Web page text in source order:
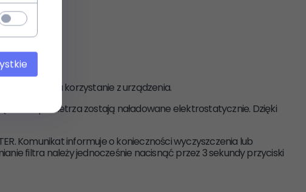
uniemożliwia korzystanie z urządzenia.
powietrza zostają naładowane elektrostatycznie. Dzięki
Komunikat informuje o konieczności wyczyszczenia lub
filtra należy jednocześnie nacisnąć przez 3 sekundy przyciski